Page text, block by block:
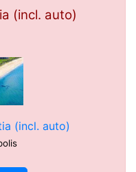
(incl. auto)